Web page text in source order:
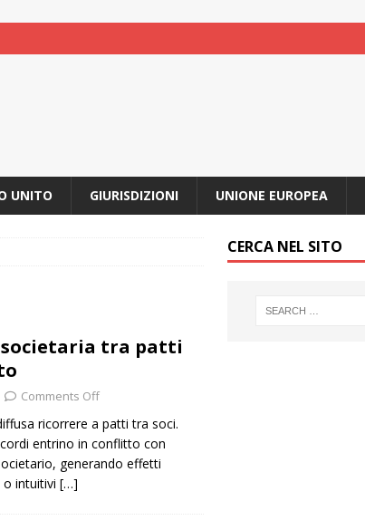
UNITO GIURISDIZIONI UNIONE EUROPEA
societaria tra patti
Comments Off
ricorrere a patti tra soci.
entrino in conflitto con
generando effetti
intuitivi […]
CERCA NEL SITO